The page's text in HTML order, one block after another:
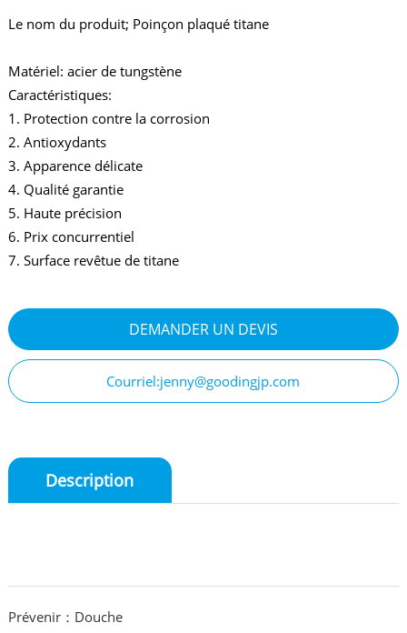
Le nom du produit; Poinçon plaqué titane
Matériel: acier de tungstène
Caractéristiques:
1. Protection contre la corrosion
2. Antioxydants
3. Apparence délicate
4. Qualité garantie
5. Haute précision
6. Prix concurrentiel
7. Surface revêtue de titane
DEMANDER UN DEVIS
Courriel:jenny@goodingjp.com
Description
Prévenir：Douche